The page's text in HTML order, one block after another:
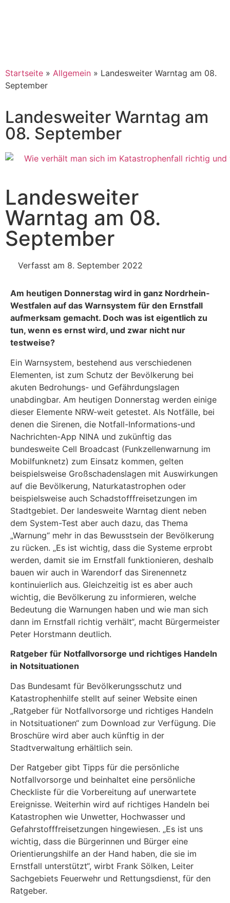
Startseite » Allgemein » Landesweiter Warntag am 08.
September
Landesweiter Warntag am
08. September
Landesweiter
Warntag am 08.
September
Verfasst am 8. September 2022
Am heutigen Donnerstag wird in ganz Nordrhein-
Westfalen auf das Warnsystem für den Ernstfall
aufmerksam gemacht. Doch was ist eigentlich zu
tun, wenn es ernst wird, und zwar nicht nur
testweise?
Ein Warnsystem, bestehend aus verschiedenen
Elementen, ist zum Schutz der Bevölkerung bei
akuten Bedrohungs- und Gefährdungslagen
unabdingbar. Am heutigen Donnerstag werden einige
dieser Elemente NRW-weit getestet. Als Notfälle, bei
denen die Sirenen, die Notfall-Informations-und
Nachrichten-App NINA und zukünftig das
bundesweite Cell Broadcast (Funkzellenwarnung im
Mobilfunknetz) zum Einsatz kommen, gelten
beispielsweise Großschadenslagen mit Auswirkungen
auf die Bevölkerung, Naturkatastrophen oder
beispielsweise auch Schadstofffreisetzungen im
Stadtgebiet. Der landesweite Warntag dient neben
dem System-Test aber auch dazu, das Thema
„Warnung“ mehr in das Bewusstsein der Bevölkerung
zu rücken. „Es ist wichtig, dass die Systeme erprobt
werden, damit sie im Ernstfall funktionieren, deshalb
bauen wir auch in Warendorf das Sirenennetz
kontinuierlich aus. Gleichzeitig ist es aber auch
wichtig, die Bevölkerung zu informieren, welche
Bedeutung die Warnungen haben und wie man sich
dann im Ernstfall richtig verhält“, macht Bürgermeister
Peter Horstmann deutlich.
Ratgeber für Notfallvorsorge und richtiges Handeln
in Notsituationen
Das Bundesamt für Bevölkerungsschutz und
Katastrophenhilfe stellt auf seiner Website einen
„Ratgeber für Notfallvorsorge und richtiges Handeln
in Notsituationen“ zum Download zur Verfügung. Die
Broschüre wird aber auch künftig in der
Stadtverwaltung erhältlich sein.
Der Ratgeber gibt Tipps für die persönliche
Notfallvorsorge und beinhaltet eine persönliche
Checkliste für die Vorbereitung auf unerwartete
Ereignisse. Weiterhin wird auf richtiges Handeln bei
Katastrophen wie Unwetter, Hochwasser und
Gefahrstofffreisetzungen hingewiesen. „Es ist uns
wichtig, dass die Bürgerinnen und Bürger eine
Orientierungshilfe an der Hand haben, die sie im
Ernstfall unterstützt“, wirbt Frank Sölken, Leiter
Sachgebiets Feuerwehr und Rettungsdienst, für den
Ratgeber.